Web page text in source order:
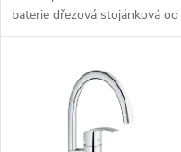
ů
t
baterie dřezová stojánková od
značky Grohe. Série: Eurodisc
Dřezová baterie, kuchyňská
baterie, páková...